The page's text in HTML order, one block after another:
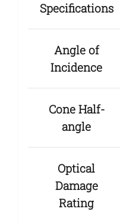
Specifications
Angle of
Incidence
Cone Half-
angle
Optical
Damage
Rating